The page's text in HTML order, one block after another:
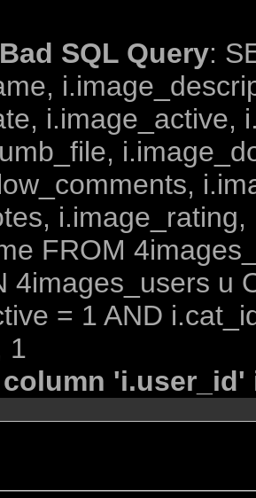
Bad SQL Query:
i.image_active,
FROM
4images_users u
= 1 AND
1